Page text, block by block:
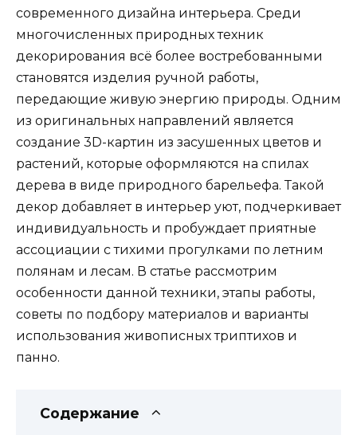
современного дизайна интерьера. Среди
многочисленных природных техник
декорирования всё более востребованными
становятся изделия ручной работы,
передающие живую энергию природы. Одним
из оригинальных направлений является
создание 3D-картин из засушенных цветов и
растений, которые оформляются на спилах
дерева в виде природного барельефа. Такой
декор добавляет в интерьер уют, подчеркивает
индивидуальность и пробуждает приятные
ассоциации с тихими прогулками по летним
полянам и лесам. В статье рассмотрим
особенности данной техники, этапы работы,
советы по подбору материалов и варианты
использования живописных триптихов и
панно.
Содержание